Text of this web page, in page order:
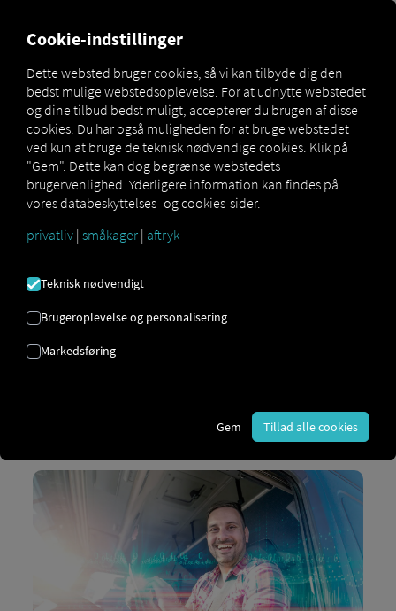
Glossar
Gesetzliche Fahrzeugprüfung: Abfahrtskontrolle
erklärt
KONTROL FØR
AFGANG
Kontrollen før afgangrefererer til den
rejsen påbegynder,
identificere mangler tidligt og undgå ulykker eller
Cookie-indstillinger
Dette websted bruger cookies, så vi kan tilbyde dig den
bedst mulige webstedsoplevelse. For at udnytte webstedet
og dine tilbud bedst muligt, accepterer du brugen af ​​disse
cookies. Du har også muligheden for at bruge webstedet
ved kun at bruge de teknisk nødvendige cookies. Klik på
"Gem". Dette kan dog begrænse webstedets
brugervenlighed. Yderligere information kan findes på
vores databeskyttelses- og cookies-sider.
privatliv | småkager | aftryk
Teknisk nødvendigt
Brugeroplevelse og personalisering
Markedsføring
Gem Tillad alle cookies